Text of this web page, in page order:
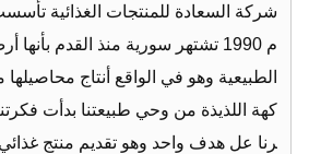
شركة السعادة للمنتجات الغذائية
م 1990 تشتهر سورية منذ القدم
الطبيعية وهو في الواقع أنتاج
كهة اللذيذة من وحي طبيعتنا بدأت فكرتنا
رنا عل هدف واحد وهو تقديم منتج